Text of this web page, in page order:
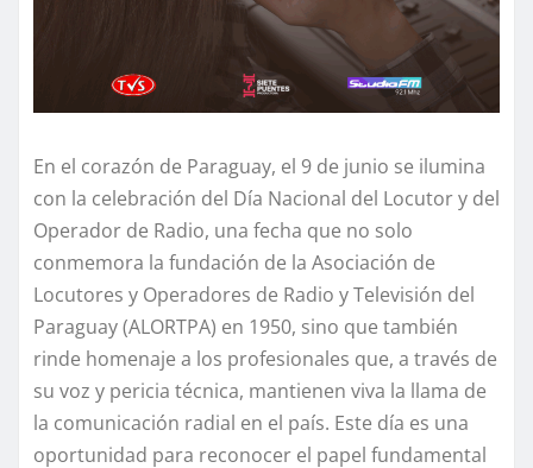
En el corazón de Paraguay, el 9 de junio se ilumina
con la celebración del Día Nacional del Locutor y del
Operador de Radio, una fecha que no solo
conmemora la fundación de la Asociación de
Locutores y Operadores de Radio y Televisión del
Paraguay (ALORTPA) en 1950, sino que también
rinde homenaje a los profesionales que, a través de
su voz y pericia técnica, mantienen viva la llama de
la comunicación radial en el país. Este día es una
oportunidad para reconocer el papel fundamental